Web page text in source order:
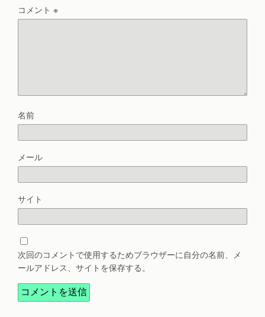
コメント ※
名前
メール
サイト
次回のコメントで使用するためブラウザーに自分の名前、メ
ールアドレス、サイトを保存する。